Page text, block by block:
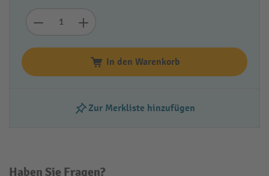
In den Warenkorb
Zur Merkliste hinzufügen
Haben Sie Fragen?